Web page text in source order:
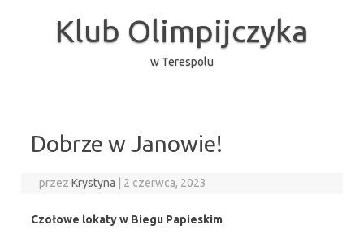
Klub Olimpijczyka
w Terespolu
Dobrze w Janowie!
przezKrystyna 2 czerwca, 2023
Czołowe lokaty w Biegu Papieskim